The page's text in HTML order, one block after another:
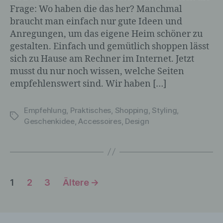
Frage: Wo haben die das her? Manchmal
braucht man einfach nur gute Ideen und
Anregungen, um das eigene Heim schöner zu
gestalten. Einfach und gemütlich shoppen lässt
sich zu Hause am Rechner im Internet. Jetzt
musst du nur noch wissen, welche Seiten
empfehlenswert sind. Wir haben […]
Schlagwörter
Empfehlung Praktisches Shopping Styling
Geschenkidee,Accessoires, Design
Seitennummerierung
1 2 3 Ältere →
c) Verarbeitung
Verarbeitung ist jeder mit oder ohne Hilfe
automatisierter Verfahren ausgeführte
Vorgang oder jede solche Vorgangsreihe
im Zusammenhang mit
Erheben, das Erfassen, die Organisation,
das Ordnen, die Speicherung, die
Anpassung oder Veränderung, das
die Offenlegung durch Übermittlung,
Verknüpfung, die Einschränkung, das